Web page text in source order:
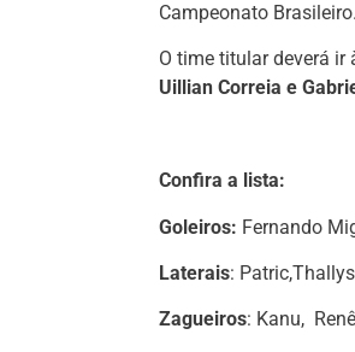
Campeonato Brasileiro.
O time titular deverá ir
Uillian Correia e
Confira a lista:
Goleiros: Fernando
Laterais:
Zagueiros: Kanu,